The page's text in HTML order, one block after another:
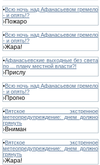
•Всю ночь над Афанасьевом гремело
- и опять!?
›Пожаро
•Всю ночь над Афанасьевом гремело
- и опять!?
›Жара!
•Афанасьевские выходные без света
по ... плану местной власти?!
›Прислу
•Всю ночь над Афанасьевом гремело
- и опять!?
›Прогно
•Вятское экстренное
метеопредупреждение: днем должно
грянуть
›Вниман
•Вятское экстренное
метеопредупреждение: днем должно
грянуть
›Жара!